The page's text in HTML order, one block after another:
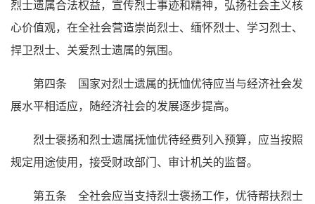
烈士遗属合法权益，宣传烈士事迹和精神，弘扬社会主义核
心价值观，在全社会营造崇尚烈士、缅怀烈士、学习烈士、
捍卫烈士、关爱烈士遗属的氛围。
第四条 国家对烈士遗属的抚恤优待应当与经济社会发
展水平相适应，随经济社会的发展逐步提高。
烈士褒扬和烈士遗属抚恤优待经费列入预算，应当按照
规定用途使用，接受财政部门、审计机关的监督。
第五条 全社会应当支持烈士褒扬工作，优待帮扶烈士